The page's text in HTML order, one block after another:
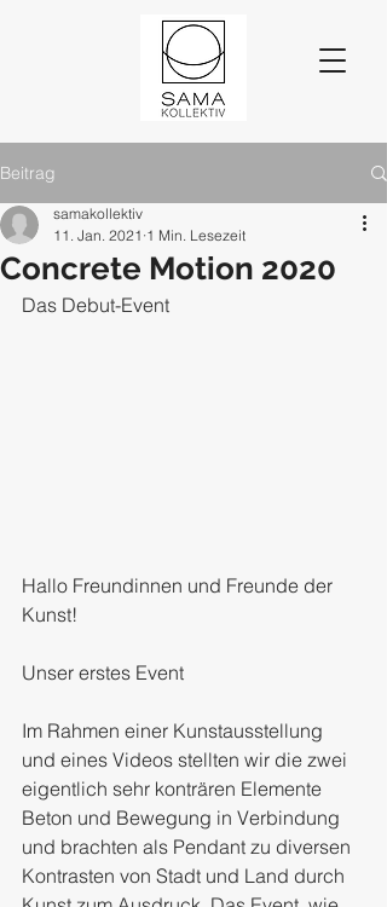
Beitrag
Concrete Motion 2020
samakollektiv
11. Jan. 2021 1 Min. Lesezeit
Das Debut-Event
Hallo Freundinnen und Freunde der
Kunst!
Unser erstes Event
Im Rahmen einer Kunstausstellung
und eines Videos stellten wir die zwei
eigentlich sehr konträren Elemente
Beton und Bewegung in Verbindung
und brachten als Pendant zu diversen
Kontrasten von Stadt und Land durch